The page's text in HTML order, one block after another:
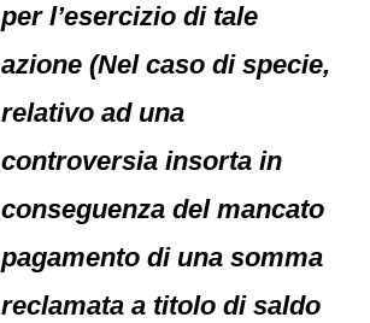
per l’esercizio di tale
azione (Nel caso di specie,
relativo ad una
controversia insorta in
conseguenza del mancato
pagamento di una somma
reclamata a titolo di saldo